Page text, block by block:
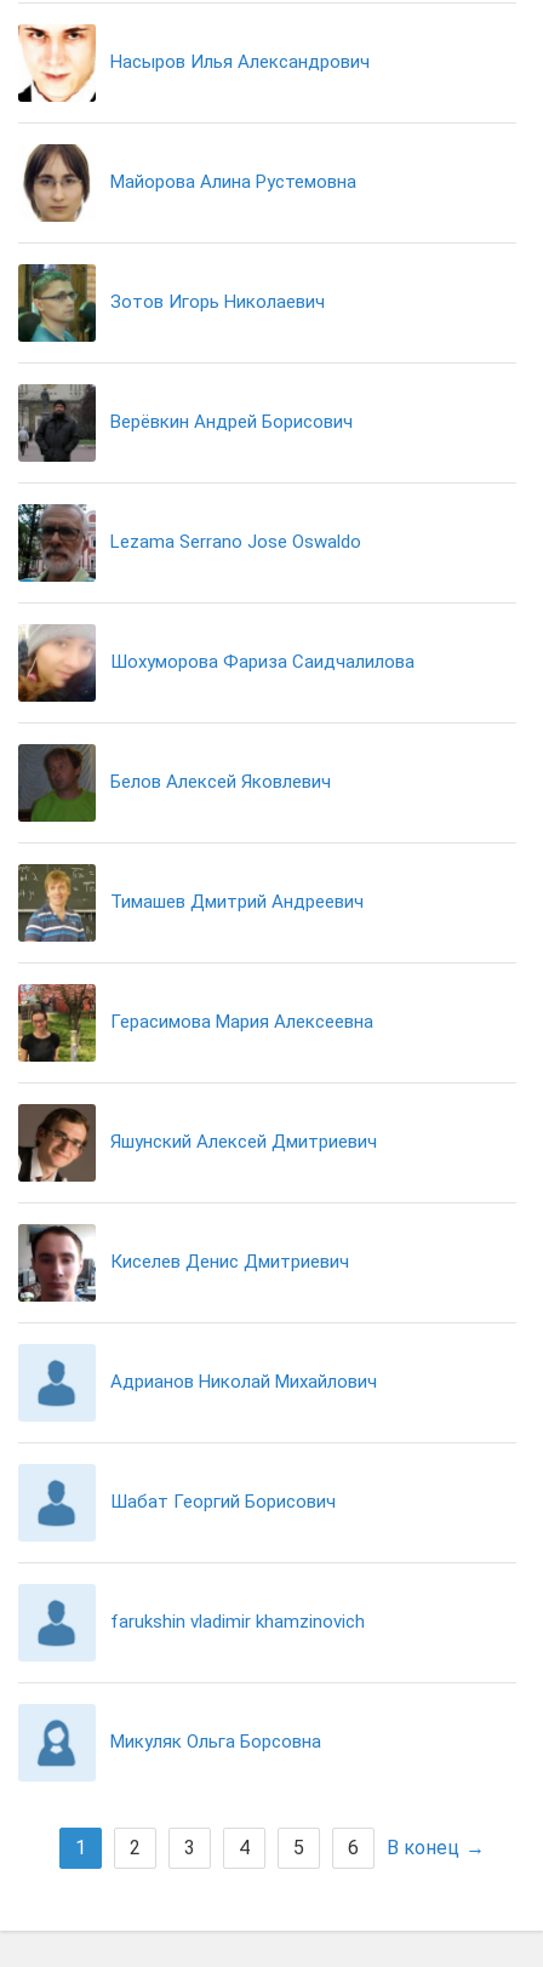
Насыров Илья Александрович
Майорова Алина Рустемовна
Зотов Игорь Николаевич
Верёвкин Андрей Борисович
Lezama Serrano Jose Oswaldo
Шохуморова Фариза Саидчалилова
Белов Алексей Яковлевич
Тимашев Дмитрий Андреевич
Герасимова Мария Алексеевна
Яшунский Алексей Дмитриевич
Киселев Денис Дмитриевич
Адрианов Николай Михайлович
Шабат Георгий Борисович
farukshin vladimir khamzinovich
Микуляк Ольга Борсовна
1 2 3 4 5 6 В конец